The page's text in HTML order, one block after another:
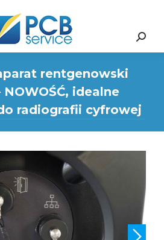
Search:
rentgenowski
NOWOŚĆ, idealne
radiografii cyfrowej